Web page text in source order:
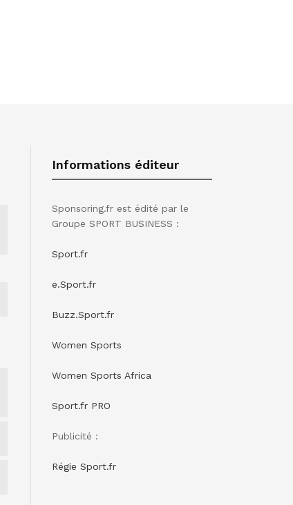
Informations éditeur
Sponsoring.fr est édité par le
Groupe SPORT BUSINESS :
Sport.fr
e.Sport.fr
Buzz.Sport.fr
Women Sports
Women Sports Africa
Sport.fr PRO
Publicité :
Régie Sport.fr